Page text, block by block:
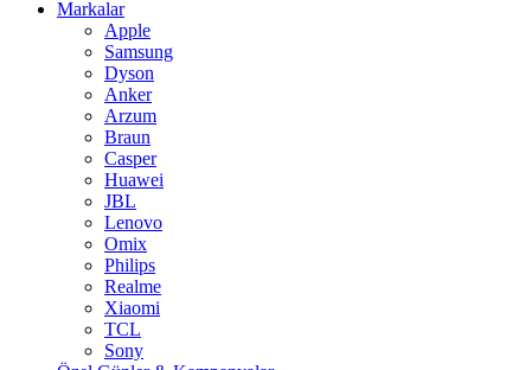
Markalar
Apple
Samsung
Dyson
Anker
Arzum
Braun
Casper
Huawei
JBL
Lenovo
Omix
Philips
Realme
Xiaomi
TCL
Sony